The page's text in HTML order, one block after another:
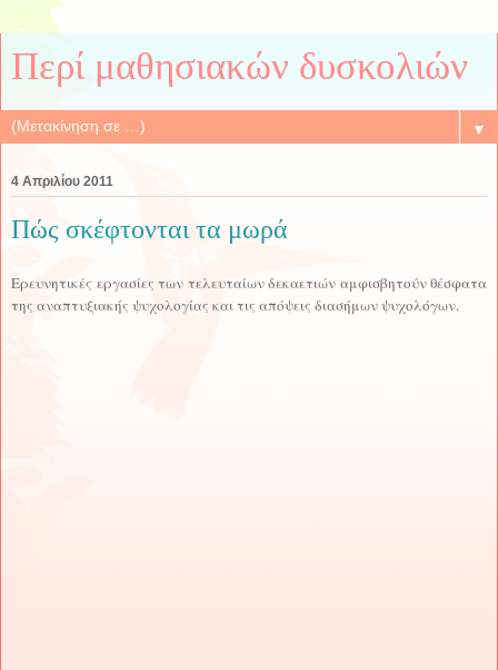
Περί μαθησιακών δυσκολιών
▼
4 Απριλίου 2011
Πώς σκέφτονται τα μωρά
Ερευνητικές εργασίες των τελευταίων δεκαετιών αμφισβητούν θέσφατα
της αναπτυξιακής ψυχολογίας και τις απόψεις διασήμων ψυχολόγων.